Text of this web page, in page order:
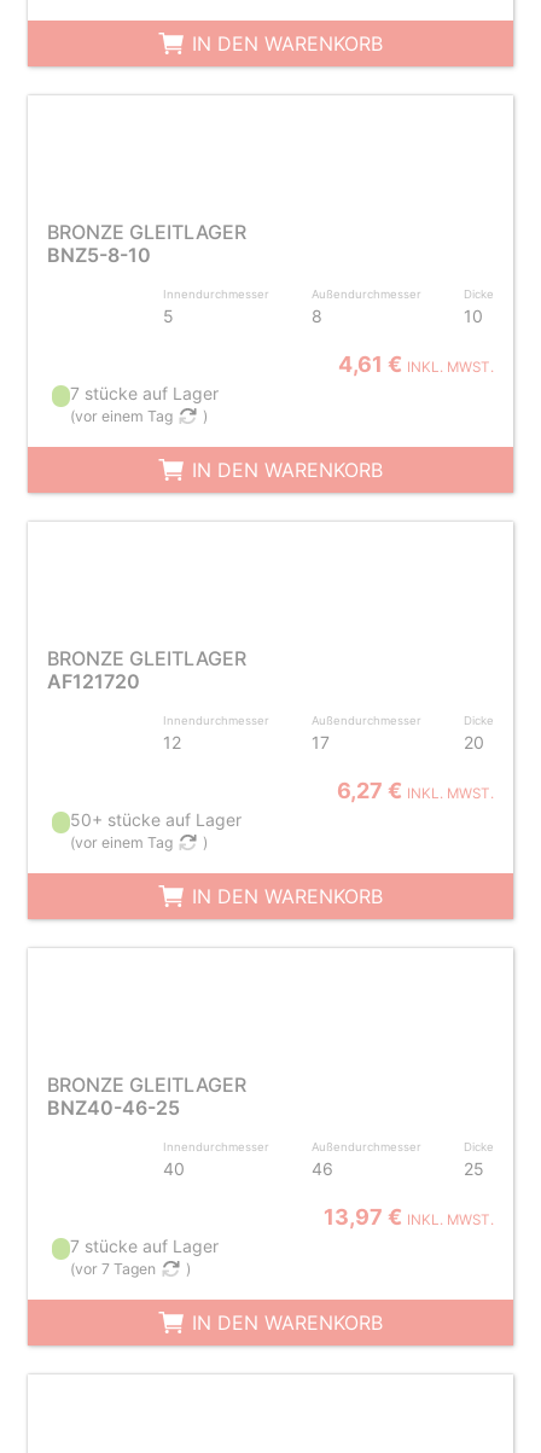
IN DEN WARENKORB
BRONZE GLEITLAGER
BNZ5-8-10
Innendurchmesser
5
Außendurchmesser
8
Dicke
10
4,61 € INKL. MWST.
7 stücke auf Lager
(vor einem Tag )
IN DEN WARENKORB
BRONZE GLEITLAGER
AF121720
Innendurchmesser
12
Außendurchmesser
17
Dicke
20
6,27 € INKL. MWST.
50+ stücke auf Lager
(vor einem Tag )
IN DEN WARENKORB
BRONZE GLEITLAGER
BNZ40-46-25
Innendurchmesser
40
Außendurchmesser
46
Dicke
25
13,97 € INKL. MWST.
7 stücke auf Lager
(vor 7 Tagen )
IN DEN WARENKORB